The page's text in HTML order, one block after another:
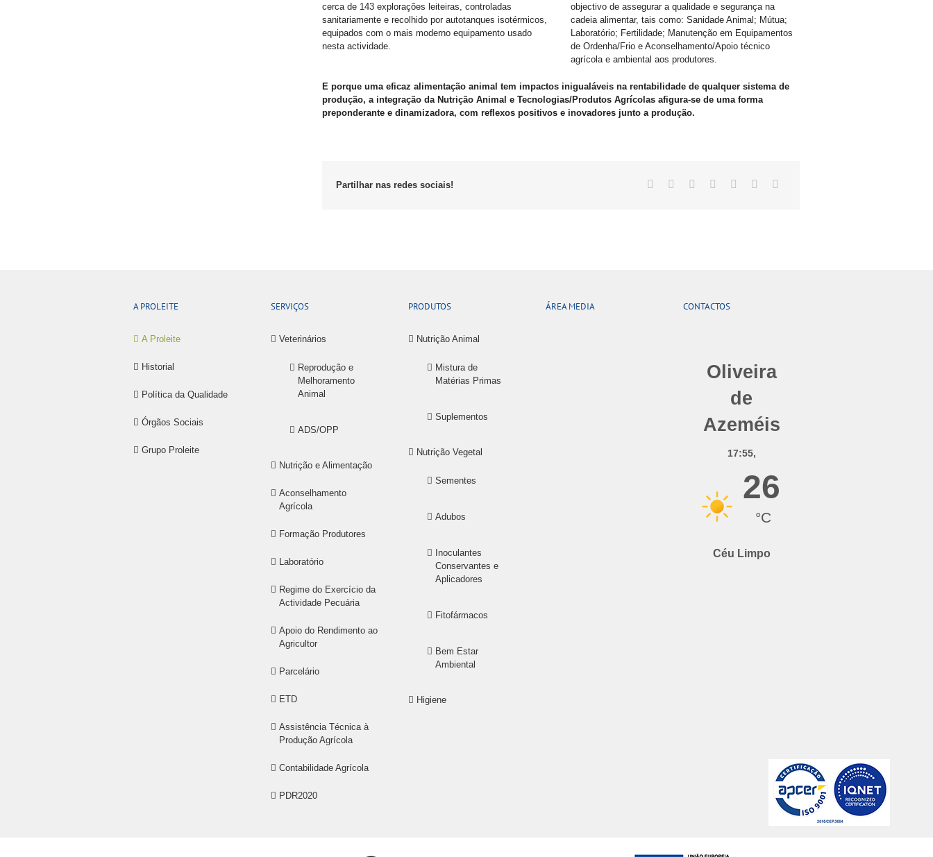
cerca de 143 explorações leiteiras, controladas
sanitariamente e recolhido por autotanques isotérmicos,
equipados com o mais moderno equipamento usado
nesta actividade.
objectivo de assegurar a qualidade e segurança na
cadeia alimentar, tais como: Sanidade Animal; Mútua;
Laboratório; Fertilidade; Manutenção em Equipamentos
de Ordenha/Frio e Aconselhamento/Apoio técnico
agrícola e ambiental aos produtores.
E porque uma eficaz alimentação animal tem impactos inigualáveis na rentabilidade de qualquer sistema de
produção, a integração da Nutrição Animal e Tecnologias/Produtos Agrícolas afigura-se de uma forma
preponderante e dinamizadora, com reflexos positivos e inovadores junto a produção.
Partilhar nas redes sociais!
A PROLEITE
A Proleite
Historial
Política da Qualidade
Órgãos Sociais
Grupo Proleite
SERVIÇOS
Veterinários
Reprodução e
Melhoramento
Animal
ADS/OPP
Nutrição e Alimentação
Aconselhamento
Agrícola
Formação Produtores
Laboratório
Regime do Exercício da
Actividade Pecuária
Apoio do Rendimento ao
Agricultor
Parcelário
ETD
Assistência Técnica à
Produção Agrícola
Contabilidade Agrícola
PDR2020
PRODUTOS
Nutrição Animal
Mistura de
Matérias Primas
Suplementos
Nutrição Vegetal
Sementes
Adubos
Inoculantes
Conservantes e
Aplicadores
Fitofármacos
Bem Estar
Ambiental
Higiene
ÁREA MEDIA CONTACTOS
Oliveira
de
Azeméis
17:55,
26
°C
Céu Limpo